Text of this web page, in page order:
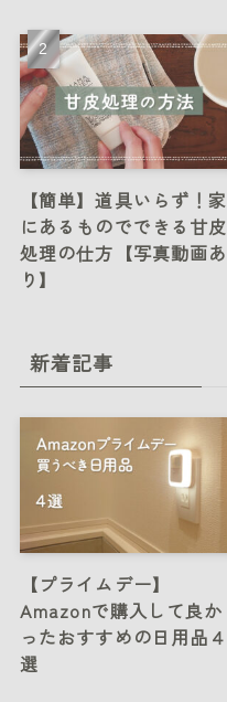
【簡単】道具いらず！家
にあるものでできる甘皮
処理の仕方【写真動画あ
り】
新着記事
【プライムデー】
Amazonで購入して良か
ったおすすめの日用品４
選